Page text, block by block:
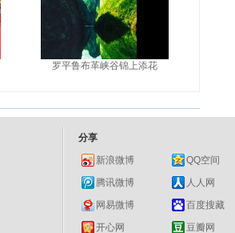
罗平鲁布革峡谷锦上添花
分享
新浪微博
QQ空间
腾讯微博
人人网
网易微博
百度搜藏
开心网
豆瓣网